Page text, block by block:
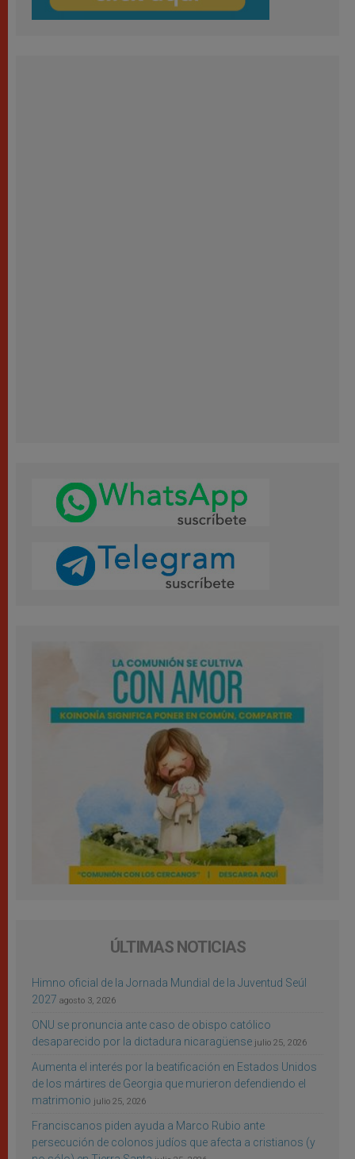
ÚLTIMAS NOTICIAS
Himno oficial de la Jornada Mundial de la Juventud Seúl
2027 agosto 3, 2026
ONU se pronuncia ante caso de obispo católico
desaparecido por la dictadura nicaragüense julio 25, 2026
Aumenta el interés por la beatificación en Estados Unidos
de los mártires de Georgia que murieron defendiendo el
matrimonio julio 25, 2026
Franciscanos piden ayuda a Marco Rubio ante
persecución de colonos judíos que afecta a cristianos (y